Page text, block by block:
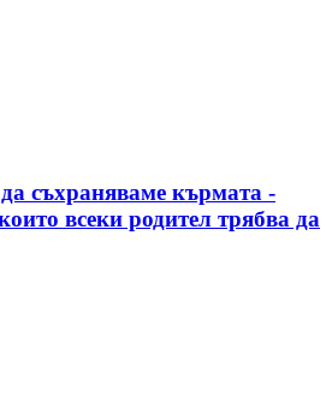
съхраняваме кърмата -
всеки родител трябва да